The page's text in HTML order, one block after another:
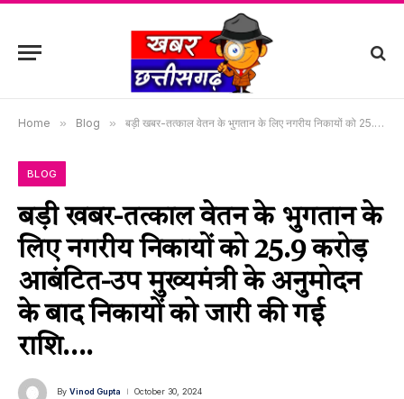
Home » Blog » बड़ी खबर-तत्काल वेतन के भुगतान के लिए नगरीय निकायों को 25.9 करोड़ आबंटित-उप मुख्यमंत्री के अनुमोदन के बाद निकायों को जारी की गई राशि….
BLOG
बड़ी खबर-तत्काल वेतन के भुगतान के
लिए नगरीय निकायों को 25.9 करोड़
आबंटित-उप मुख्यमंत्री के अनुमोदन
के बाद निकायों को जारी की गई
राशि….
By Vinod Gupta October 30, 2024